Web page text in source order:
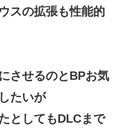
スの拡張も性能的
させるのとBPお気
たいが
としてもDLCまで